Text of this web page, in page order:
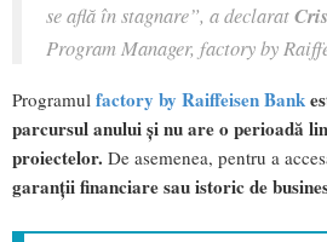
se află în stagnare”, a declarat
Program Manager, factory by
Programul factory by Raiffeisen Bank
parcursul anului și nu are o perioadă
proiectelor. De asemenea, pentru a
garanții financiare sau istoric de